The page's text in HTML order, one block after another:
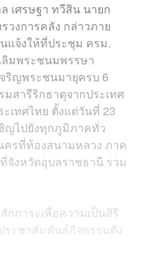
เศรษฐา ทวีสิน นายก
วงการคลัง กล่าวภาย
แจ้งให้ที่ประชุม ครม.
ลิมพระชนมพรรษา
ริญพระชนมายุครบ 6
สารีริกธาตุจากประเทศ
เทศไทย ตั้งแต่วันที่ 23
ญไปยังทุกภูมิภาคทั่ว
ครที่ท้องสนามหลวง ภาค
จังหวัดอุบลราชธานี รวม
การะเพื่อความเป็นสิริ
ะชาสัมพันธ์กิจกรรมดัง